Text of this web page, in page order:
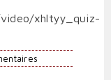
xhltyy_quiz-